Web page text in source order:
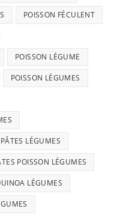
POISSON FÉCULENT
POISSON LÉGUME
POISSON LÉGUMES
PÂTES LÉGUMES
POISSON LÉGUMES
LÉGUMES